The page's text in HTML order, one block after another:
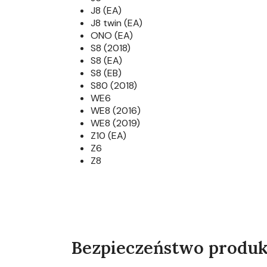
J8 (EA)
J8 twin (EA)
ONO (EA)
S8 (2018)
S8 (EA)
S8 (EB)
S80 (2018)
WE6
WE8 (2016)
WE8 (2019)
Z10 (EA)
Z6
Z8
Bezpieczeństwo